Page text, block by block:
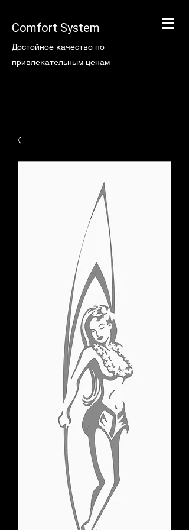
Comfort System
Достойное качество по
привлекательным ценам